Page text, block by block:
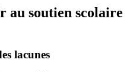
au soutien scolaire
lacunes